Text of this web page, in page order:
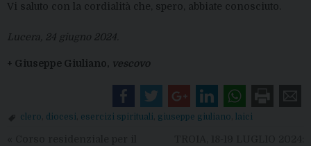
Vi saluto con la cordialità che, spero, abbiate conosciuto.
Lucera, 24 giugno 2024.
+ Giuseppe Giuliano, vescovo
clero diocesi esercizi spirituali giuseppe giuliano laici